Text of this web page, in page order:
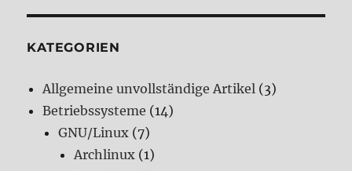
KATEGORIEN
Allgemeine unvollständige Artikel (3)
Betriebssysteme (14)
GNU/Linux (7)
Archlinux (1)